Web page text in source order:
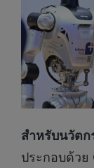
สำหรับนวัตก
ประกอบด้วย